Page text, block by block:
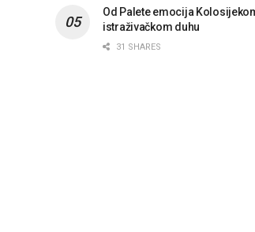
Od Palete emocija
istraživačkom duhu
31 SHARES